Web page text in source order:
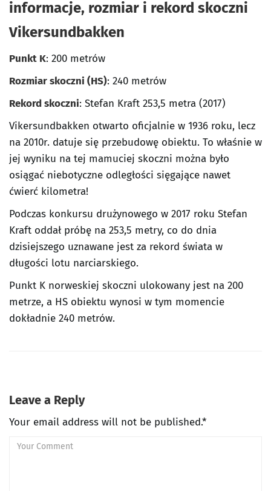
informacje, rozmiar i rekord skoczni
Vikersundbakken
Punkt K: 200 metrów
Rozmiar skoczni (HS): 240 metrów
Rekord skoczni: Stefan Kraft 253,5 metra (2017)
Vikersundbakken otwarto oficjalnie w 1936 roku, lecz
na 2010r. datuje się przebudowę obiektu. To właśnie w
jej wyniku na tej mamuciej skoczni można było
osiągać niebotyczne odległości sięgające nawet
ćwierć kilometra!
Podczas konkursu drużynowego w 2017 roku Stefan
Kraft oddał próbę na 253,5 metry, co do dnia
dzisiejszego uznawane jest za rekord świata w
długości lotu narciarskiego.
Punkt K norweskiej skoczni ulokowany jest na 200
metrze, a HS obiektu wynosi w tym momencie
dokładnie 240 metrów.
Leave a Reply
Your email address will not be published.*